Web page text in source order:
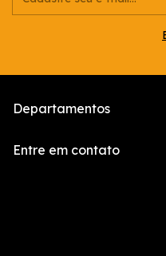
Departamentos
Entre em contato